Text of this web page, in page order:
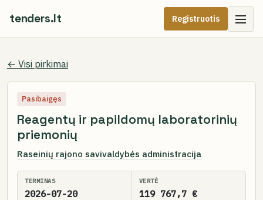
tenders.lt Registruotis
← Visi pirkimai
Pasibaigęs
Reagentų ir papildomų laboratorinių
priemonių
Raseinių rajono savivaldybės administracija
TERMINAS
2026-07-20
VERTĖ
119 767,7 €